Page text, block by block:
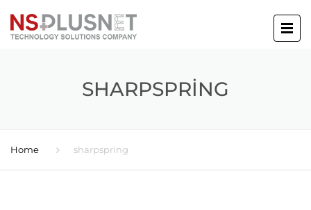
SHARPSPRING
Home sharpspring